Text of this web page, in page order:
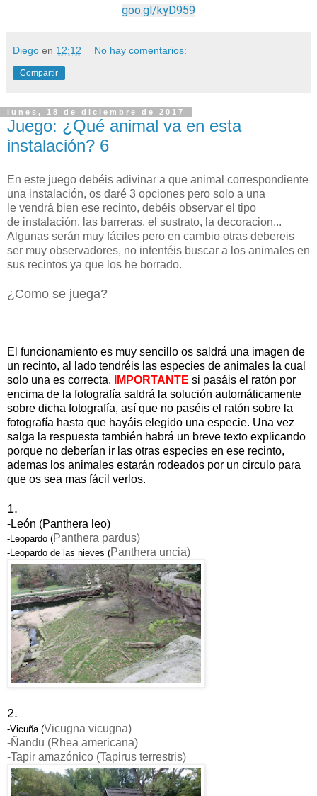
goo.gl/kyD959
Diego en 12:12 No hay comentarios:
Compartir
lunes, 18 de diciembre de 2017
Juego: ¿Qué animal va en esta
instalación? 6
En este juego debéis adivinar a que animal correspondiente
una instalación, os daré 3 opciones pero solo a una
le vendrá bien ese recinto, debéis observar el tipo
de instalación, las barreras, el sustrato, la decoracion...
Algunas serán muy fáciles pero en cambio otras debereis
ser muy observadores, no intentéis buscar a los animales en
sus recintos ya que los he borrado.
¿Como se juega?
El funcionamiento es muy sencillo os saldrá una imagen de
un recinto, al lado tendréis las especies de animales la cual
solo una es correcta.
IMPORTANTE si pasáis el ratón por
encima de la fotografía saldrá la solución automáticamente
sobre dicha fotografía, así que no paséis el ratón sobre la
fotografía hasta que hayáis elegido una especie. Una vez
salga la respuesta también habrá un breve texto explicando
porque no deberían ir las otras especies en ese recinto,
ademas los animales estarán rodeados por un circulo para
que os sea mas fácil verlos.
1.
-León (Panthera leo)
-Leopardo (Panthera pardus)
-Leopardo de las nieves (Panthera uncia)
2.
-Vicuña (Vicugna vicugna)
-Ñandu (Rhea americana)
-Tapir amazónico (Tapirus terrestris)